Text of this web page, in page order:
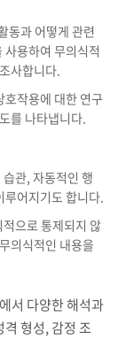
동과 어떻게 관련
용하여 무의식적
사합니다.
호작용에 대한 연구
를 나타냅니다.
관, 자동적인 행
루어지기도 합니다.
으로 통제되지 않
의식적인 내용을
서 다양한 해석과
형성, 감정 조